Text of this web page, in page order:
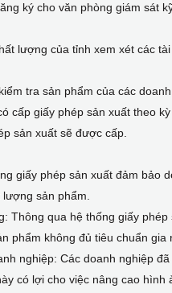
ký cho văn phòng giám sát
lượng của tỉnh xem xét các
tra sản phẩm của các
cấp giấy phép sản xuất theo
sản xuất sẽ được cấp.
giấy phép sản xuất đảm bảo
sản phẩm.
Thông qua hệ thống giấy
phẩm không đủ tiêu chuẩn gia
nghiệp: Các doanh nghiệp
có lợi cho việc nâng cao